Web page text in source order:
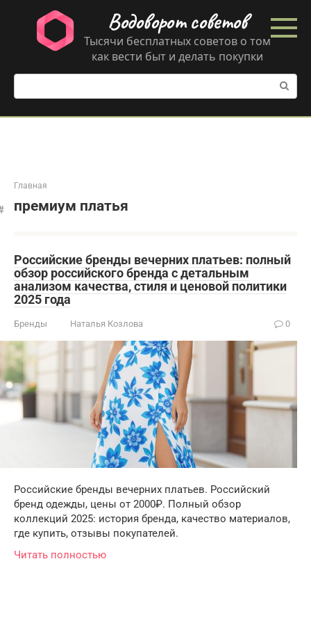
контенту
Водоворот советов
Тысячи бесплатных советов о том
как вести быт и делать покупки
Поиск:
Главная
премиум платья
Российские бренды вечерних платьев: полный
обзор российского бренда с детальным
анализом качества, стиля и ценовой политики
2025 года
Бренды Наталья Козлова 0
Российские бренды вечерних платьев. Российский
бренд одежды, цены от 2000₽. Полный обзор
коллекций 2025: история бренда, качество материалов,
где купить, отзывы покупателей.
Читать полностью